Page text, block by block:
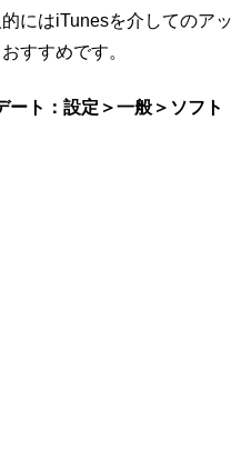
にはiTunesを介してのアッ
すすめです。
ト：設定＞一般＞ソフト